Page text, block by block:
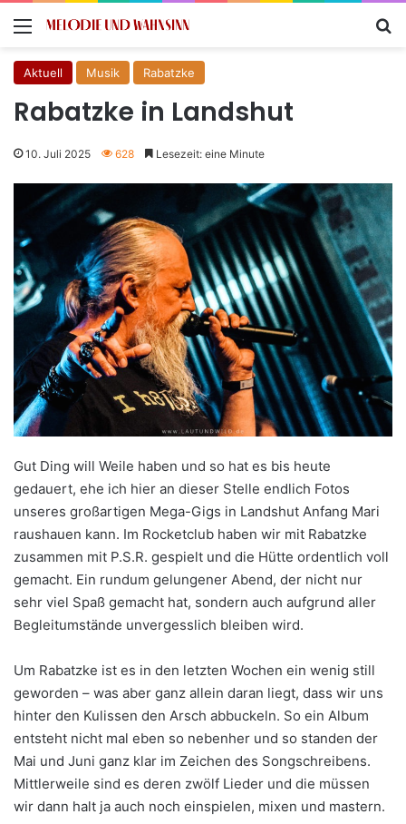
Menü
Aktuell Musik Rabatzke
Rabatzke in Landshut
10. Juli 2025 628 Lesezeit: eine Minute
Gut Ding will Weile haben und so hat es bis heute
gedauert, ehe ich hier an dieser Stelle endlich Fotos
unseres großartigen Mega-Gigs in Landshut Anfang Mari
raushauen kann. Im Rocketclub haben wir mit Rabatzke
zusammen mit P.S.R. gespielt und die Hütte ordentlich voll
gemacht. Ein rundum gelungener Abend, der nicht nur
sehr viel Spaß gemacht hat, sondern auch aufgrund aller
Begleitumstände unvergesslich bleiben wird.
Um Rabatzke ist es in den letzten Wochen ein wenig still
geworden – was aber ganz allein daran liegt, dass wir uns
hinter den Kulissen den Arsch abbuckeln. So ein Album
entsteht nicht mal eben so nebenher und so standen der
Mai und Juni ganz klar im Zeichen des Songschreibens.
Mittlerweile sind es deren zwölf Lieder und die müssen
wir dann halt ja auch noch einspielen, mixen und mastern.